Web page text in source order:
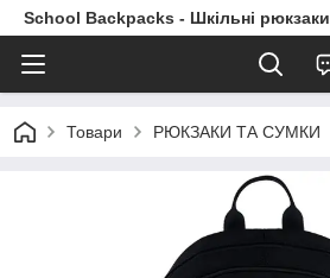
School Backpacks - Шкільні рюкзаки
Товари РЮКЗАКИ ТА СУМКИ